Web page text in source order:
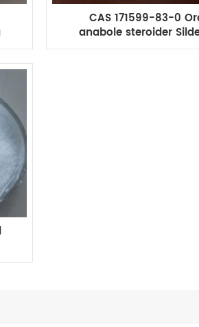
CAS 171599-83-0
anabole steroider
Viagra pulver for